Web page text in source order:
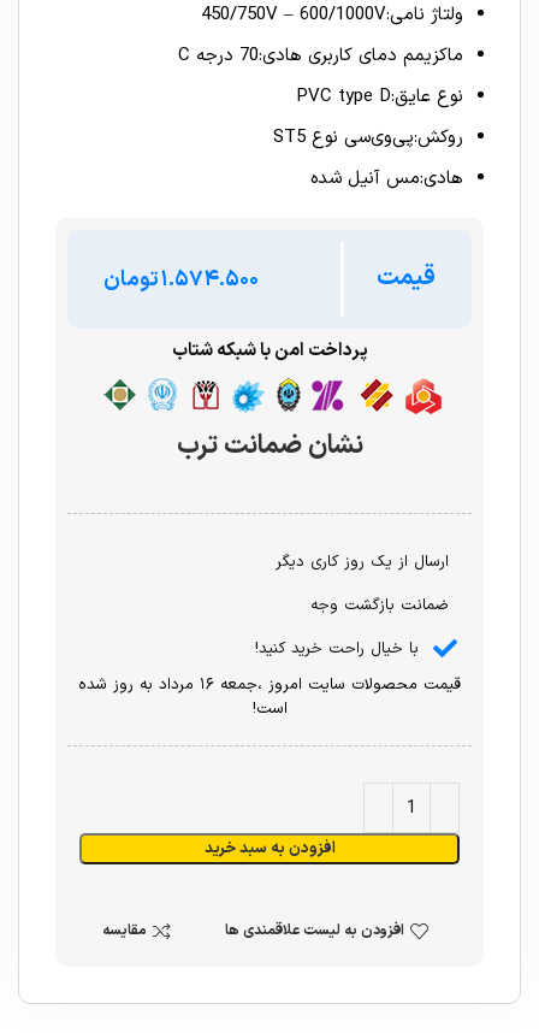
ولتاژ نامی:450/750V – 600/1000V
ماکزیمم دمای کاربری هادی:70 درجه C
نوع عایق:PVC type D
روکش:پی‌وی‌سی نوع ST5
هادی:مس آنیل شده
قیمت تومان
پرداخت امن با شبکه شتاب
نشان ضمانت ترب
ارسال از یک روز کاری دیگر
ضمانت بازگشت وجه
با خیال راحت خرید کنید!
قیمت محصولات سایت امروز ،جمعه ۱۶ مرداد به روز شده
است!
افزودن به سبد خرید
افزودن به لیست علاقمندی ها مقایسه